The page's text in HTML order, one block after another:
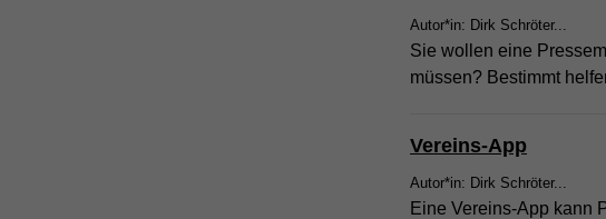
Autor*in: Dirk Schröter...
Sie wollen eine
müssen? Bestimmt
Vereins-App
Autor*in: Dirk Schröter...
Eine Vereins-App kann